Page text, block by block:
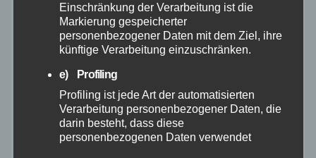
November 2024
Oktober 2024
September 2024
August 2024
Einschränkung der Verarbeitung ist die
Markierung gespeicherter
personenbezogener Daten mit dem Ziel, ihre
künftige Verarbeitung einzuschränken.
e) Profiling
Profiling ist jede Art der automatisierten
Verarbeitung personenbezogener Daten, die
darin besteht, dass diese
personenbezogenen Daten verwendet